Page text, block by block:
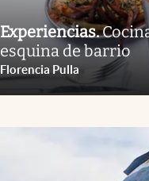
Experiencias.
esquina de barrio
Florencia Pulla